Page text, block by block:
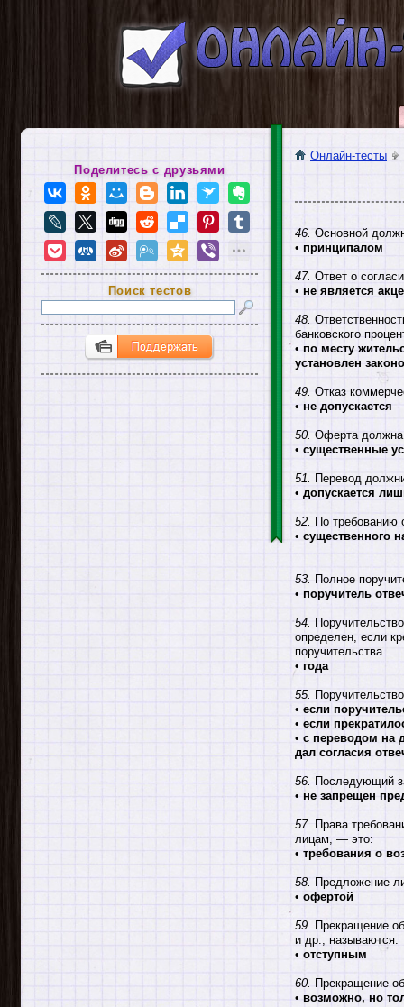
Онлайн-тесты
46. Основной
• принципалом
47. Ответ о
• не является
48.
банковского
• по месту
установлен
49. Отказ
• не допускается
50. Оферта должна
• существенные
51.
Перевод
• допускается
52. По требованию
• существенного
53. Полное
• поручитель
54.
определен, если
поручительства.
• года
55.
• если
• если
• с переводом на
дал согласия
56. Последующий
• не запрещен
57. Права
лицам, — это:
• требования о
58. Предложение
• офертой
59. Прекращение
и др., называются:
• отступным
60. Прекращение
• возможно, но
Поделитесь с друзьями
Поиск тестов